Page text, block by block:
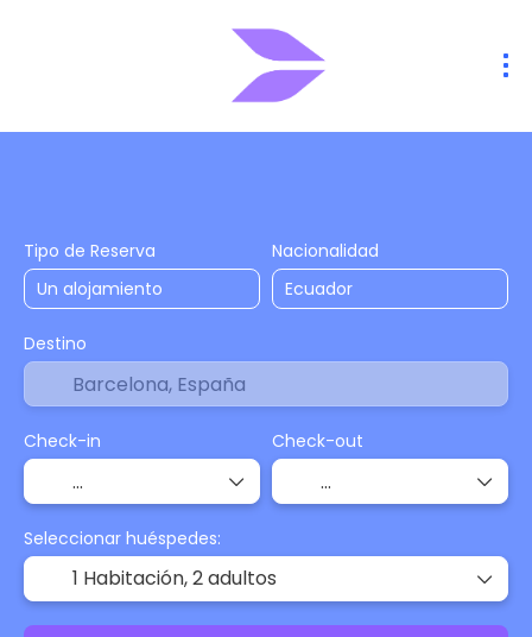
Tipo de Reserva Nacionalidad
Destino
Check-in Check-out
Seleccionar huéspedes:
1 Habitación,2 adultos